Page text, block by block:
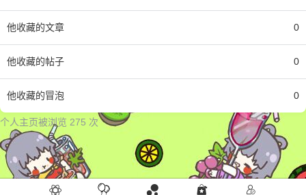
他收藏的文章 0
他收藏的帖子 0
他收藏的冒泡 0
个人主页被浏览 275 次